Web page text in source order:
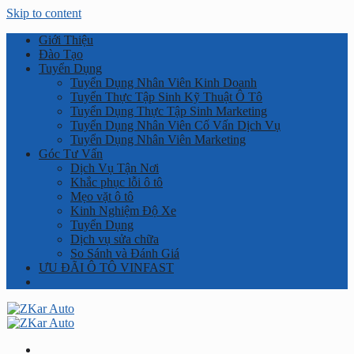
Skip to content
Giới Thiệu
Đào Tạo
Tuyển Dụng
Tuyển Dụng Nhân Viên Kinh Doanh
Tuyển Thực Tập Sinh Kỹ Thuật Ô Tô
Tuyển Dụng Thực Tập Sinh Marketing
Tuyển Dụng Nhân Viên Cố Vấn Dịch Vụ
Tuyển Dụng Nhân Viên Marketing
Góc Tư Vấn
Dịch Vụ Tận Nơi
Khắc phục lỗi ô tô
Mẹo vặt ô tô
Kinh Nghiệm Độ Xe
Tuyển Dụng
Dịch vụ sửa chữa
So Sánh và Đánh Giá
ƯU ĐÃI Ô TÔ VINFAST